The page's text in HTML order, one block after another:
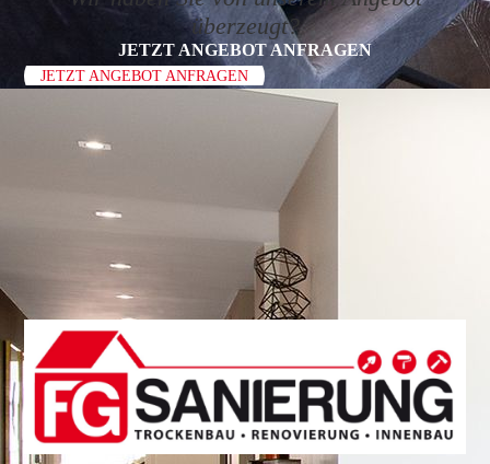
überzeugt?
JETZT ANGEBOT ANFRAGEN
JETZT ANGEBOT ANFRAGEN